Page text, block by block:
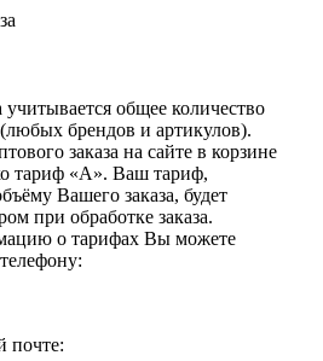
общее количество
(любых брендов и артикулов).
заказа на сайте в корзине
тариф «А». Ваш тариф,
Вашего заказа, будет
при обработке заказа.
о тарифах Вы можете
почте: